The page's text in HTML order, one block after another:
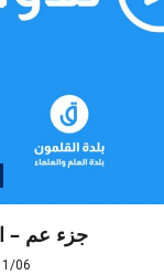
جزء عم –
06